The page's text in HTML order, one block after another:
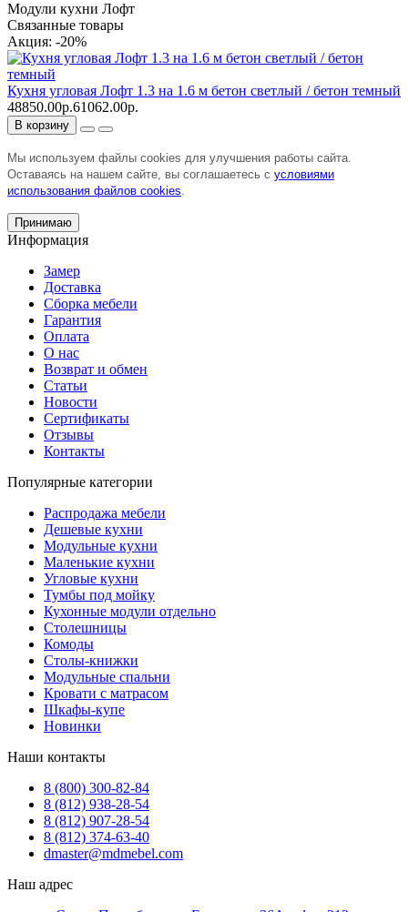
Модули кухни Лофт
Связанные товары
Акция: -20%
Кухня угловая Лофт 1.3 на 1.6 м бетон светлый / бетон темный
48850.00р.61062.00р.
В корзину
Мы используем файлы cookies для улучшения работы сайта.
Оставаясь на нашем сайте, вы соглашаетесь с условиями
использования файлов cookies.
Принимаю
Информация
Замер
Доставка
Сборка мебели
Гарантия
Оплата
О нас
Возврат и обмен
Статьи
Новости
Сертификаты
Отзывы
Контакты
Популярные категории
Распродажа мебели
Дешевые кухни
Модульные кухни
Маленькие кухни
Угловые кухни
Тумбы под мойку
Кухонные модули отдельно
Столешницы
Комоды
Столы-книжки
Модульные спальни
Кровати с матрасом
Шкафы-купе
Новинки
Наши контакты
8 (800) 300-82-84
8 (812) 938-28-54
8 (812) 907-28-54
8 (812) 374-63-40
dmaster@mdmebel.com
Наш адрес